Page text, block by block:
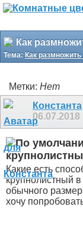
Тема: Как
Метки: Нет
Константа
06.07.2018
Какие есть
крупнолистный
обычного
хочу